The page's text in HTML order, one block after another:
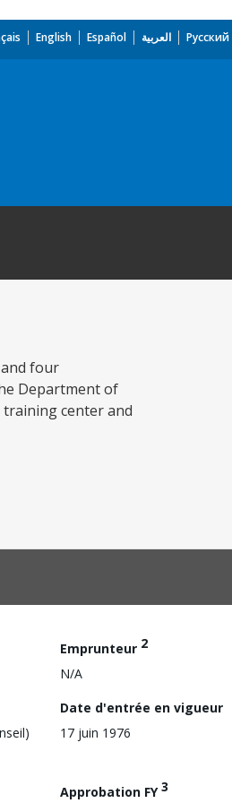
English Español العربية Русский
four
Department of
center and
Emprunteur 2
N/A
Date d'entrée en vigueur
17 juin 1976
Approbation FY3